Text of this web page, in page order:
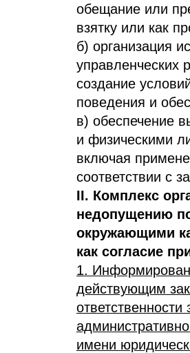
обещание или
взятку или как
б) организация
управленческих
создание
поведения и
в) обеспечение
и физическими
включая
соответствии с
II. Комплекс
недопущению
окружающими
как согласие
1.
действующим
имени